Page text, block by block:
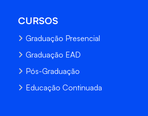
CURSOS
Graduação Presencial
Graduação EAD
Pós-Graduação
Educação Continuada